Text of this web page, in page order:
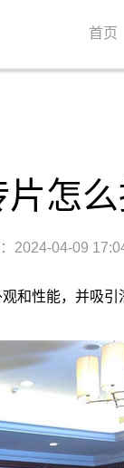
首页
怎
2024-04-09
和性能，并吸